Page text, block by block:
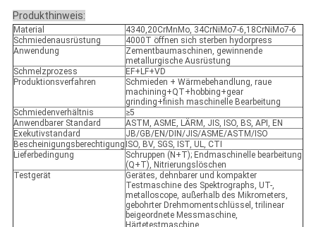
Produkthinweis:
Material
4340,20CrMnMo, 34CrNiMo7-6,18CrNiMo7-6
Schmiedenausrüstung
4000T öffnen sich sterben hydorpress
Anwendung
Zementbaumaschinen, gewinnende
metallurgische Ausrüstung
Schmelzprozess
EF+LF+VD
Produktionsverfahren
Schmieden + Wärmebehandlung, raue
machining+QT+hobbing+gear
grinding+finish maschinelle Bearbeitung
Schmiedenverhältnis
≥5
Anwendbarer Standard
ASTM, ASME, LÄRM, JIS, ISO, BS, API, EN
Exekutivstandard
JB/GB/EN/DIN/JIS/ASME/ASTM/ISO
Bescheinigungsberechtigung ISO, BV, SGS, IST, UL, CTI
Lieferbedingung
Schruppen (N+T); Endmaschinelle bearbeitung
(Q+T), Nitrierungslöschen
Testgerät
Gerätes, dehnbarer und kompakter
Testmaschine des Spektrographs, UT-,
metalloscope, außerhalb des Mikrometers,
gebohrter Drehmomentschlüssel, trilinear
beigeordnete Messmaschine,